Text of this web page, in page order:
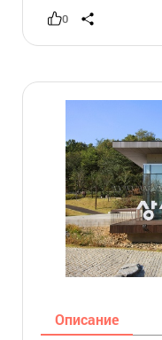
0
Описание